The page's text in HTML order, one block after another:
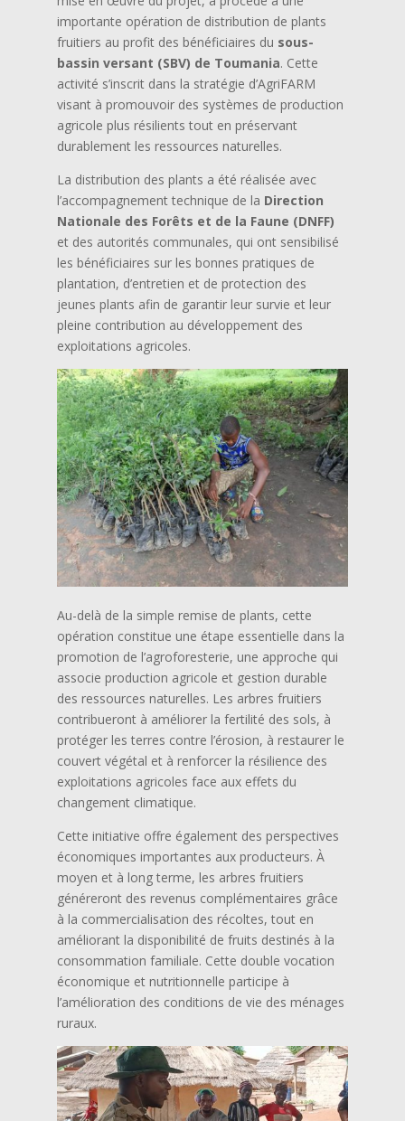
importante opération de distribution de plants
fruitiers au profit des bénéficiaires du sous-
bassin versant (SBV) de Toumania. Cette
activité s’inscrit dans la stratégie d’AgriFARM
visant à promouvoir des systèmes de production
agricole plus résilients tout en préservant
durablement les ressources naturelles.
La distribution des plants a été réalisée avec
l’accompagnement technique de la Direction
Nationale des Forêts et de la Faune (DNFF)
et des autorités communales, qui ont sensibilisé
les bénéficiaires sur les bonnes pratiques de
plantation, d’entretien et de protection des
jeunes plants afin de garantir leur survie et leur
pleine contribution au développement des
exploitations agricoles.
Au-delà de la simple remise de plants, cette
opération constitue une étape essentielle dans la
promotion de l’agroforesterie, une approche qui
associe production agricole et gestion durable
des ressources naturelles. Les arbres fruitiers
contribueront à améliorer la fertilité des sols, à
protéger les terres contre l’érosion, à restaurer le
couvert végétal et à renforcer la résilience des
exploitations agricoles face aux effets du
changement climatique.
Cette initiative offre également des perspectives
économiques importantes aux producteurs. À
moyen et à long terme, les arbres fruitiers
généreront des revenus complémentaires grâce
à la commercialisation des récoltes, tout en
améliorant la disponibilité de fruits destinés à la
consommation familiale. Cette double vocation
économique et nutritionnelle participe à
l’amélioration des conditions de vie des ménages
ruraux.